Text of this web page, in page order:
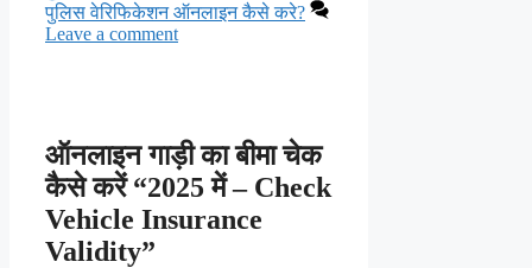
पुलिस वेरिफिकेशन ऑनलाइन कैसे करे?
Leave a comment
ऑनलाइन गाड़ी का बीमा चेक
कैसे करें “2025 में – Check
Vehicle Insurance
Validity”